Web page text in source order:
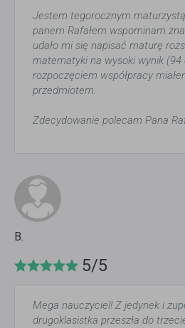
Jestem tegorocznym
panem Rafałem wspominam
udało mi się napisać maturę
matematyki na wysoki wynik (94
rozpoczęciem współpracy
przedmiotem.
Zdecydowanie polecam Pana
B.
5/5
Mega nauczyciel! Z jedynek i
drugoklasistka przeszła do